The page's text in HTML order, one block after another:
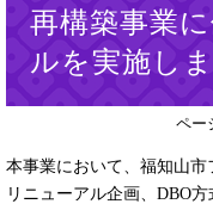
再構築事業
ルを実施し
ペー
本事業において、福知山
リニューアル企画、DBO